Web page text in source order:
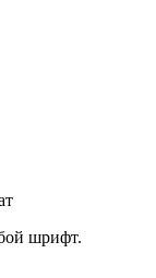
шрифт.